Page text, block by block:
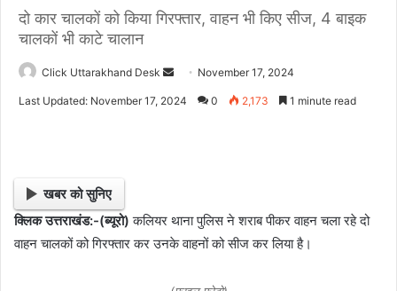
दो कार चालकों को किया गिरफ्तार, वाहन भी किए सीज, 4 बाइक
चालकों भी काटे चालान
Click Uttarakhand Desk
e
m
a
l
November 17, 2024
Last Updated: November 17, 2024 0 2,173 1 minute read
खबर को सुनिए
क्लिक उत्तराखंड:-(ब्यूरो) कलियर थाना पुलिस ने शराब पीकर वाहन चला रहे दो
वाहन चालकों को गिरफ्तार कर उनके वाहनों को सीज कर लिया है।